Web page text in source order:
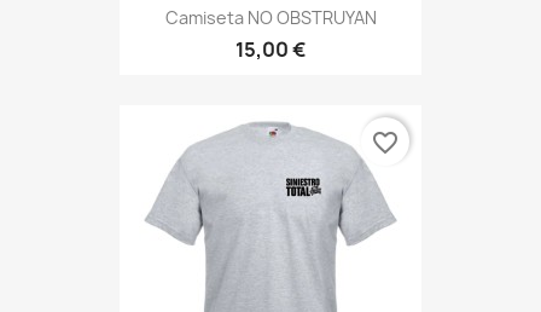
Camiseta NO OBSTRUYAN
15,00 €
favorite_border